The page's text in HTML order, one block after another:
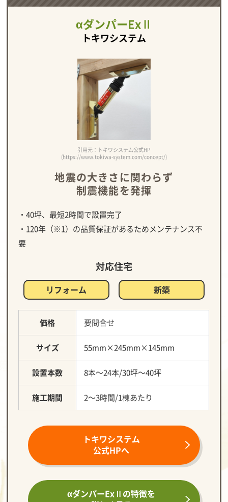
αダンパーExⅡ
トキワシステム
引用元：トキワシステム公式HP
(https://www.tokiwa-system.com/concept/)
地震の大きさに関わらず
制震機能を発揮
・40坪、最短2時間で設置完了
・120年（※1）の品質保証があるためメンテナンス不
要
対応住宅
リフォーム 新築
価格 要問合せ
サイズ 55mm×245mm×145mm
設置本数 8本～24本/30坪～40坪
施工期間 2～3時間/1棟あたり
トキワシステム
公式HPへ
αダンパーExⅡの特徴を